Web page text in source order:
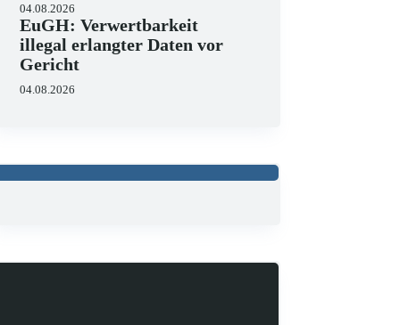
04.08.2026
EuGH: Verwertbarkeit
illegal erlangter Daten vor
Gericht
04.08.2026